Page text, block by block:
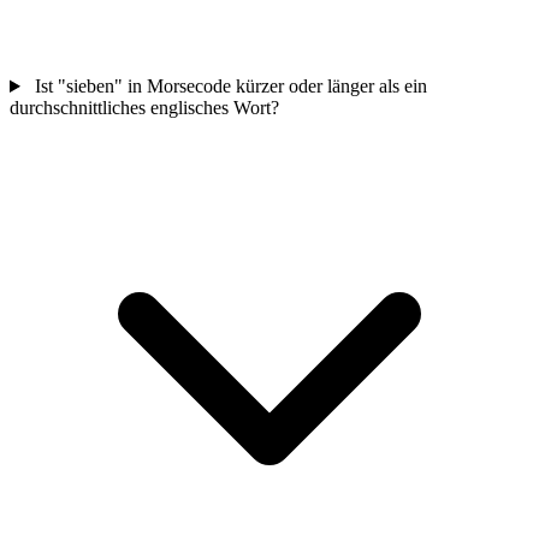
Ist "sieben" in Morsecode kürzer oder länger als ein
durchschnittliches englisches Wort?